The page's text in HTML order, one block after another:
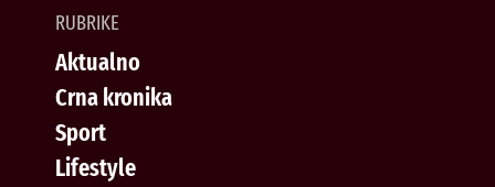
RUBRIKE
Aktualno
Crna kronika
Sport
Lifestyle